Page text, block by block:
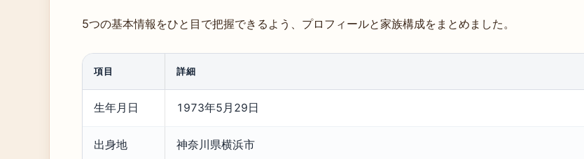
5つの基本情報をひと目で把握できるよう、プロフィールと家族構成をまとめました。
項目 詳細
生年月日 1973年5月29日
出身地 神奈川県横浜市